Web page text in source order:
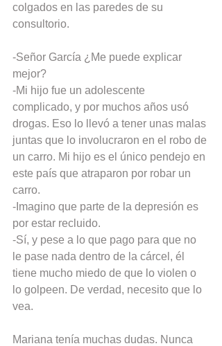
colgados en las paredes de su
consultorio.
-Señor García ¿Me puede explicar
mejor?
-Mi hijo fue un adolescente
complicado, y por muchos años usó
drogas. Eso lo llevó a tener unas malas
juntas que lo involucraron en el robo de
un carro. Mi hijo es el único pendejo en
este país que atraparon por robar un
carro.
-Imagino que parte de la depresión es
por estar recluido.
-Sí, y pese a lo que pago para que no
le pase nada dentro de la cárcel, él
tiene mucho miedo de que lo violen o
lo golpeen. De verdad, necesito que lo
vea.
Mariana tenía muchas dudas. Nunca